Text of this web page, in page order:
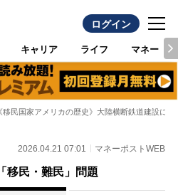
ログイン
キャリア ライフ マネー
移民国家アメリカの歴史》大陸横断鉄道建設に
2026.04.21 07:01 マネーポストWEB
移民・難民」問題